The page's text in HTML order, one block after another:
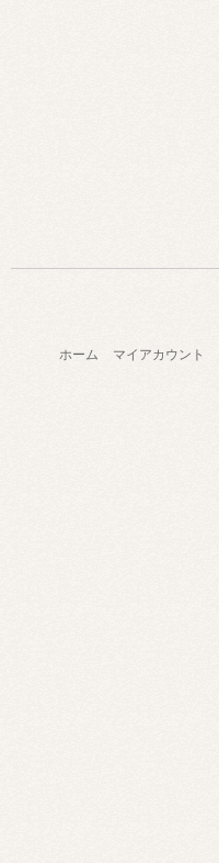
ホーム マイアカウント